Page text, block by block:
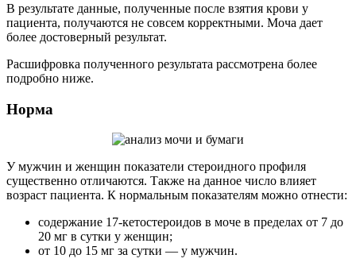
В результате данные, полученные после взятия крови у
пациента, получаются не совсем корректными. Моча дает
более достоверный результат.
Расшифровка полученного результата рассмотрена более
подробно ниже.
Норма
У мужчин и женщин показатели стероидного профиля
существенно отличаются. Также на данное число влияет
возраст пациента. К нормальным показателям можно отнести:
содержание 17-кетостероидов в моче в пределах от 7 до
20 мг в сутки у женщин;
от 10 до 15 мг за сутки — у мужчин.